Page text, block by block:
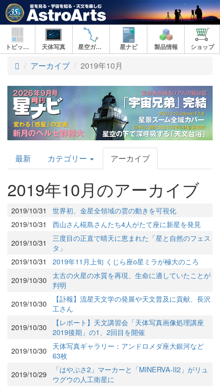
トピックス 天体写真 星空ガイド 星ナビ 製品情報 ショップ
アーカイブ 2019年10月
AstroArts
Topics
最新 カテゴリー アーカイブ
2019年10月のアーカイブ
2019/10/31
世界初、金星全領域の雲の動きを可視化
2019/10/31
西山さん椛島さんたち4人がたて座に新星を発見
2019/10/31
三度目の正直で晴天に恵まれた「星と自然のフェス
タ」
2019/10/31
2019年11月上旬 くじら座ο星ミラが極大のころ
2019/10/30
太古の火星の水質を再現、生命に適していたことが
判明
2019/10/30
【訃報】流星天文学の発展や天文普及に貢献、長沢
工さん
2019/10/30
【レポート】天文講習会「天体写真画像処理講座
2019後期」の1、2回目を開催
2019/10/30
天体写真ギャラリー：アンドロメダ座大銀河など
63枚
2019/10/29
「はやぶさ2」マーカーと「MINERVA-II2」がリュ
ウグウの人工衛星に